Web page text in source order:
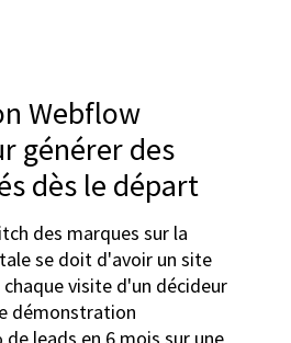
Webflow
générer des
dès le départ
des marques sur la
se doit d'avoir un site
visite d'un décideur
démonstration